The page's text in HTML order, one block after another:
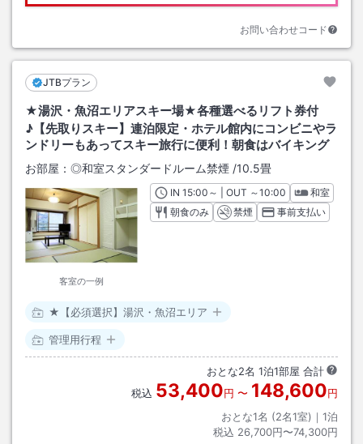
お問い合わせコード
JTBプラン
★湯沢・魚沼エリアスキー場★各種選べるリフト券付
♪【先取りスキー】連泊限定・ホテル館内にコンビニやラ
ンドリーもあってスキー旅行に便利！朝食はバイキング
お部屋： ◎和室スタンダードルーム禁煙 /10.5畳
客室の一例
INチェックイン
15:00 ～ | OUT チェックアウト
～10:00
和室
朝食のみ
禁煙 事前支払い
★【必須選択】湯沢・魚沼エリア
管理用行程
おとな2名 1泊1部屋 合計
税込 53,400円 〜 148,600円
おとな1名 (2名1室)｜ 1泊
税込 26,700円〜74,300円